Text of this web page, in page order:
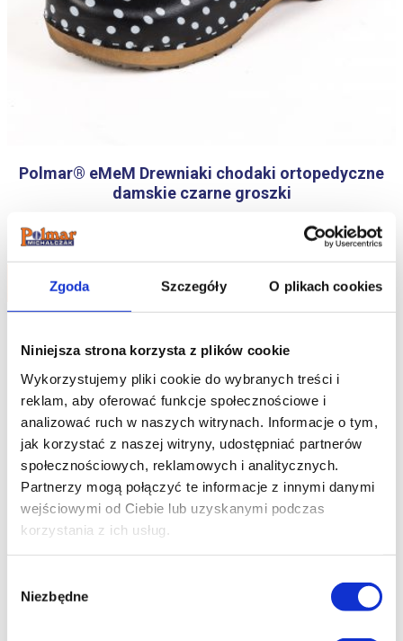
Zgoda Szczegóły O plikach cookies
Niniejsza strona korzysta z plików cookie
Wykorzystujemy pliki cookie do wybranych treści i
reklam, aby oferować funkcje społecznościowe i
analizować ruch w naszych witrynach. Informacje o tym,
jak korzystać z naszej witryny, udostępniać partnerów
społecznościowych, reklamowych i analitycznych.
Partnerzy mogą połączyć te informacje z innymi danymi
wejściowymi od Ciebie lub uzyskanymi podczas
korzystania z ich usług.
zgody
Niezbędne
Polmar® eMeM Drewniaki chodaki ortopedyczne
damskie czarne groszki
Do koszyka